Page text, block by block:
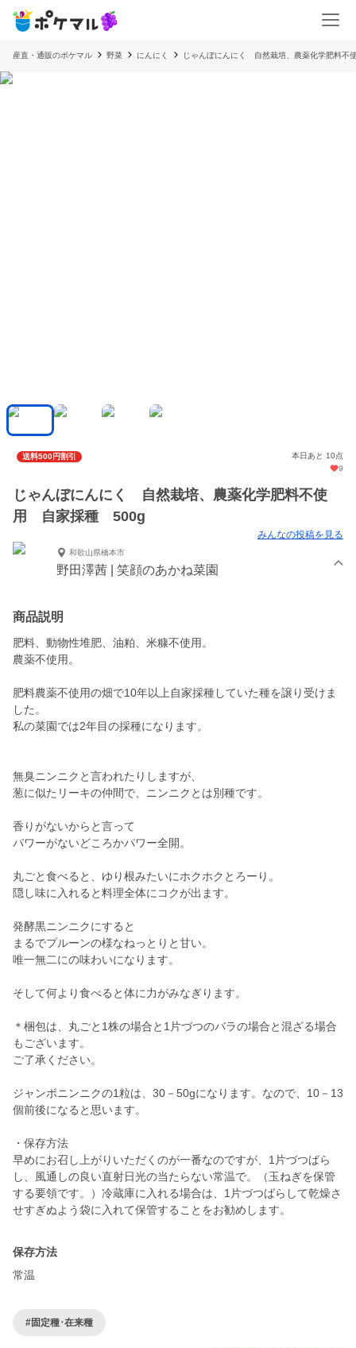
産直・通販のポケマル 野菜 にんにく じゃんぼにんにく 自然栽培、農薬化学肥料
送料500円割引
本日あと 10点
9
じゃんぼにんにく 自然栽培、農薬化学肥料不使
用 自家採種 500g
みんなの投稿を見る
和歌山県橋本市
野田澤茜 | 笑顔のあかね菜園
商品説明
肥料、動物性堆肥、油粕、米糠不使用。
農薬不使用。
肥料農薬不使用の畑で10年以上自家採種していた種を譲り受けま
した。
私の菜園では2年目の採種になります。
無臭ニンニクと言われたりしますが、
葱に似たリーキの仲間で、ニンニクとは別種です。
香りがないからと言って
パワーがないどころかパワー全開。
丸ごと食べると、ゆり根みたいにホクホクとろーり。
隠し味に入れると料理全体にコクが出ます。
発酵黒ニンニクにすると
まるでプルーンの様なねっとりと甘い。
唯一無二にの味わいになります。
そして何より食べると体に力がみなぎります。
＊梱包は、丸ごと1株の場合と1片づつのバラの場合と混ざる場合
もございます。
ご了承ください。
ジャンボニンニクの1粒は、30－50gになります。なので、10－13
個前後になると思います。
・保存方法
早めにお召し上がりいただくのが一番なのですが、1片づつばら
し、風通しの良い直射日光の当たらない常温で。（玉ねぎを保管
する要領です。）冷蔵庫に入れる場合は、1片づつばらして乾燥さ
せすぎぬよう袋に入れて保管することをお勧めします。
保存方法
常温
#固定種･在来種